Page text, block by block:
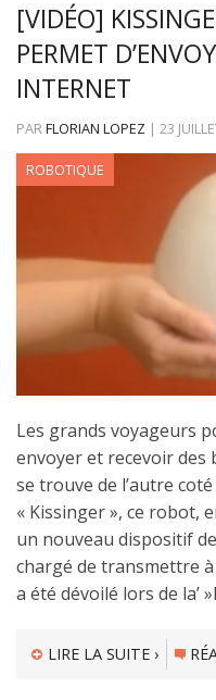
[VIDÉO]
PERMET
INTERNET
PARFLORIAN LOPEZ | 23
ROBOTIQUE
Les grands voyageurs
envoyer et recevoir des
se trouve de l’autre
« Kissinger », ce robot,
un nouveau dispositif
chargé de transmettre
a été dévoilé lors de la’
LIRE LA SUITE ›